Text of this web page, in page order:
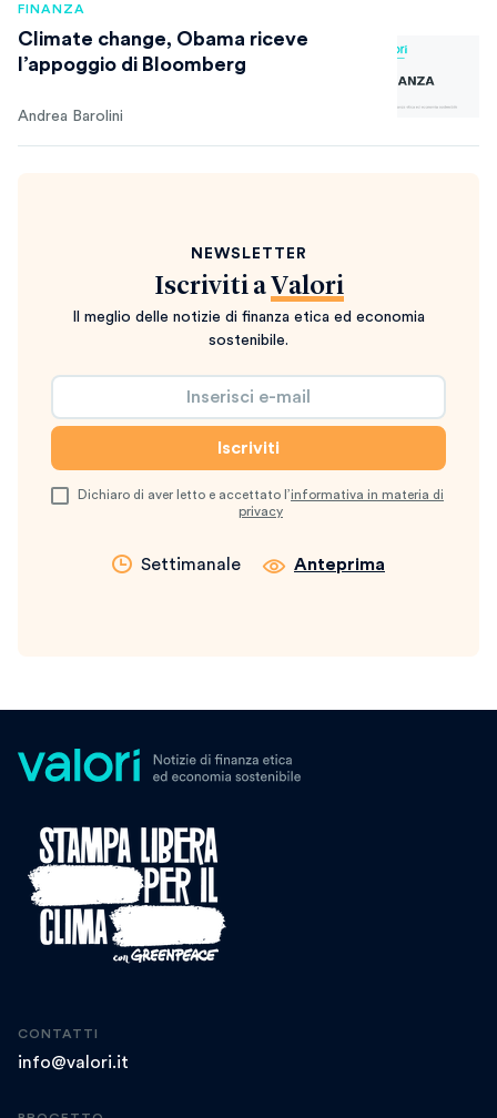
FINANZA
Climate change, Obama riceve
l’appoggio di Bloomberg
Andrea Barolini
NEWSLETTER
Iscriviti a Valori
Il meglio delle notizie di finanza etica ed economia
sostenibile.
Dichiaro di aver letto e accettato l’informativa in materia di
privacy
Settimanale Anteprima
CONTATTI
info@valori.it